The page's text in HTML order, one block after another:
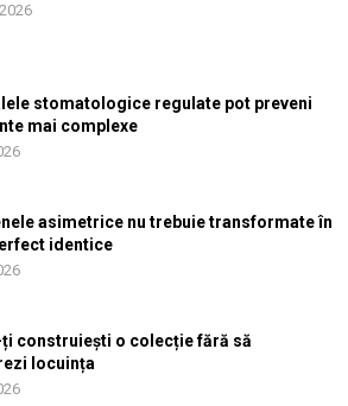
stomatologice regulate pot preveni
mai complexe
asimetrice nu trebuie transformate în
identice
ți construiești o colecție fără să
locuința